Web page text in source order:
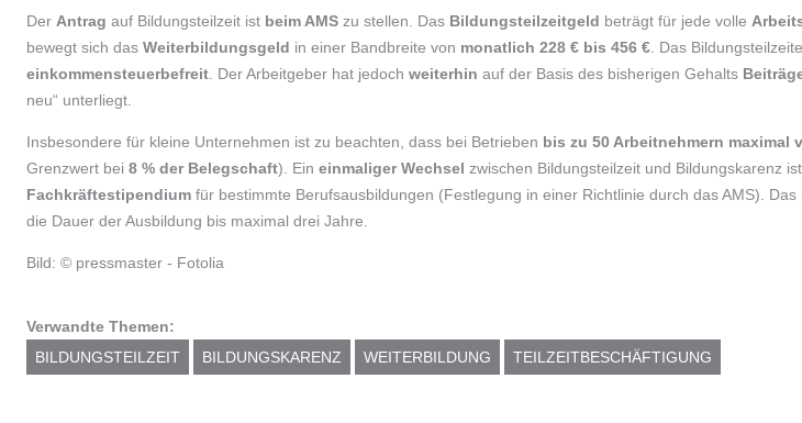
DerAntrag auf Bildungsteilzeit ist beim AMS zu stellen. Das Bildungsteilzeitgeld beträgt für jede volle
bewegt sich dasWeiterbildungsgeld in einer Bandbreite von monatlich 228 € bis 456 €. Das
einkommensteuerbefreit. Der Arbeitgeber hat jedochweiterhin auf der Basis des bisherigen Gehalts
neu“ unterliegt.
Insbesondere für kleine Unternehmen ist zu beachten, dass bei Betrieben bis zu 50 Arbeitnehmern maximal
Grenzwert bei8 % der Belegschaft). Eineinmaliger Wechsel zwischen Bildungsteilzeit und Bildungskarenz
Fachkräftestipendium für bestimmte Berufsausbildungen (Festlegung in einer Richtlinie durch das AMS).
die Dauer der Ausbildung bis maximal drei Jahre.
Bild: © pressmaster - Fotolia
Verwandte Themen:
BILDUNGSTEILZEIT
BILDUNGSKARENZ WEITERBILDUNG TEILZEITBESCHÄFTIGUNG